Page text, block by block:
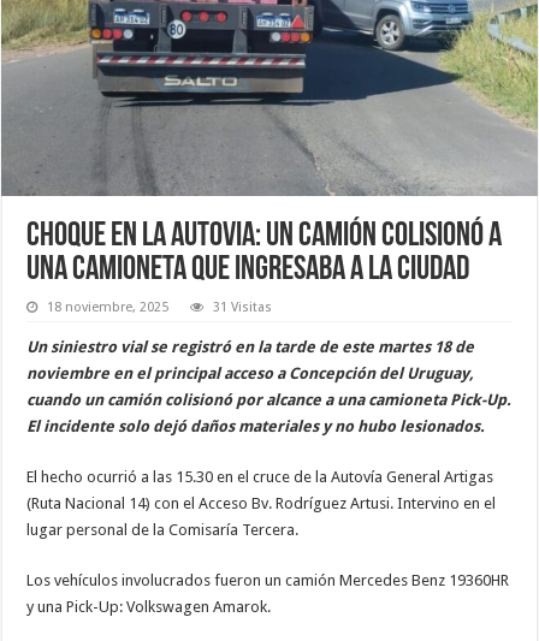
Choque en la Autovia: un camión colisionó a
una camioneta que ingresaba a la ciudad
18 noviembre, 2025 31 Visitas
Un siniestro vial se registró en la tarde de este martes 18 de
noviembre en el principal acceso a Concepción del Uruguay,
cuando un camión colisionó por alcance a una camioneta Pick-Up.
El incidente solo dejó daños materiales y no hubo lesionados.
El hecho ocurrió a las 15.30 en el cruce de la Autovía General Artigas
(Ruta Nacional 14) con el Acceso Bv. Rodríguez Artusi. Intervino en el
lugar personal de la Comisaría Tercera.
Los vehículos involucrados fueron un camión Mercedes Benz 19360HR
y una Pick-Up: Volkswagen Amarok.